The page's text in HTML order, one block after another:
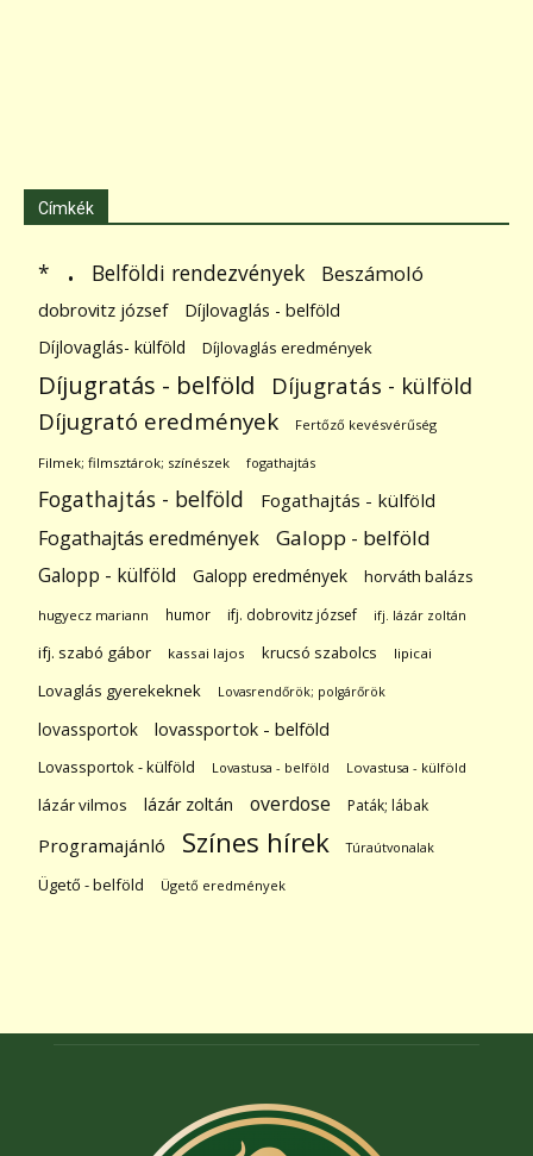
Címkék
* . Belföldi rendezvények Beszámoló
dobrovitz józsef
Díjlovaglás - belföld
Díjlovaglás- külföld
Díjlovaglás eredmények
Díjugratás - belföld Díjugratás - külföld
Díjugrató eredmények Fertőző kevésvérűség
Filmek; filmsztárok; színészek fogathajtás
Fogathajtás - belföld Fogathajtás - külföld
Fogathajtás eredmények Galopp - belföld
Galopp - külföld Galopp eredmények horváth balázs
hugyecz mariann humor ifj. dobrovitz józsef ifj. lázár zoltán
ifj. szabó gábor kassai lajos krucsó szabolcs lipicai
Lovaglás gyerekeknek Lovasrendőrök; polgárőrök
lovassportok lovassportok - belföld
Lovassportok - külföld Lovastusa - belföld Lovastusa - külföld
lázár vilmos lázár zoltán overdose Paták; lábak
Programajánló Színes hírek Túraútvonalak
Ügető - belföld Ügető eredmények